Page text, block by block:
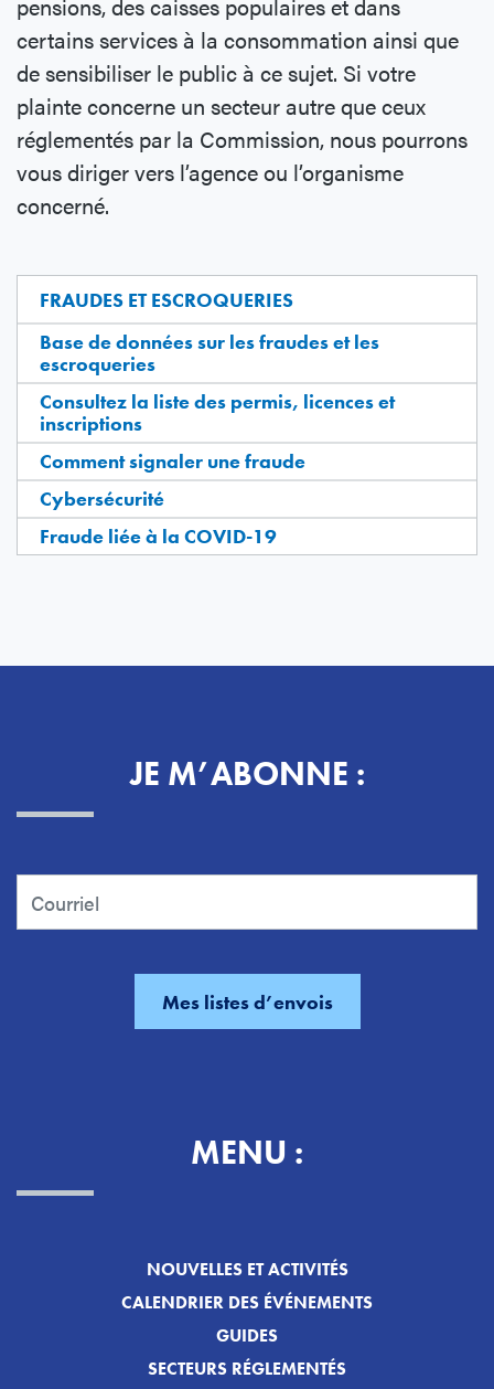
FRAUDES ET ESCROQUERIES
Base de données sur les fraudes et les
escroqueries
Consultez la liste des permis, licences et
inscriptions
Comment signaler une fraude
Cybersécurité
Fraude liée à la COVID-19
pensions, des caisses populaires et dans
certains services à la consommation ainsi que
de sensibiliser le public à ce sujet. Si votre
plainte concerne un secteur autre que ceux
réglementés par la Commission, nous pourrons
vous diriger vers l’agence ou l’organisme
concerné.
JE M’ABONNE :
MENU :
NOUVELLES ET ACTIVITÉS
CALENDRIER DES ÉVÉNEMENTS
GUIDES
SECTEURS RÉGLEMENTÉS